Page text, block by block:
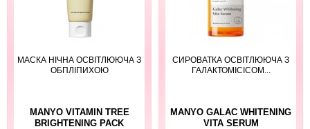
МАСКА НІЧНА ОСВІТЛЮЮЧА З
ОБПЛІПИХОЮ
MANYO VITAMIN TREE
BRIGHTENING PACK
СИРОВАТКА ОСВІТЛЮЮЧА З
ГАЛАКТОМІСІСОМ...
MANYO GALAC WHITENING
VITA SERUM